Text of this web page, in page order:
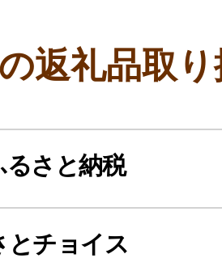
返礼品取
るさと納税
とチョイス